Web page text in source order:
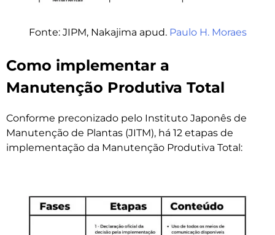
Fonte: JIPM, Nakajima apud. Paulo H. Moraes
Como implementar a
Manutenção Produtiva Total
Conforme preconizado pelo Instituto Japonês de
Manutenção de Plantas (JITM), há 12 etapas de
implementação da Manutenção Produtiva Total: